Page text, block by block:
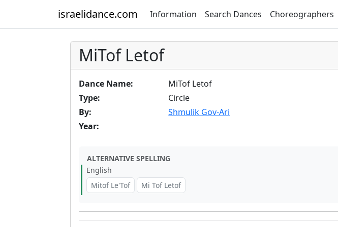
israelidance.com Information Search Dances Choreographers
MiTof Letof
Dance Name:
MiTof Letof
Type:
Circle
By:
Shmulik Gov-Ari
Year:
ALTERNATIVE SPELLING
English
Mitof Le'Tof
Mi Tof Letof